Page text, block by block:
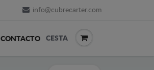
info@cubrecarter.com
CONTACTO CESTA